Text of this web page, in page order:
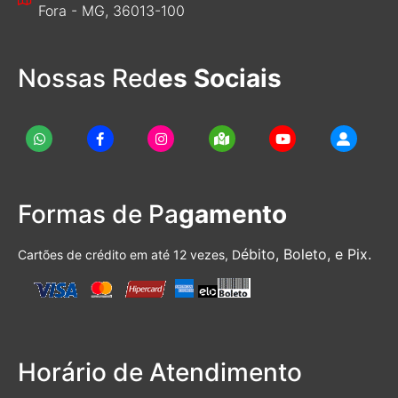
Fora - MG, 36013-100
Nossas Redes Sociais
Formas de Pagamento
Cartões de crédito em até 12 vezes, Débito, Boleto, e Pix.
Horário de Atendimento